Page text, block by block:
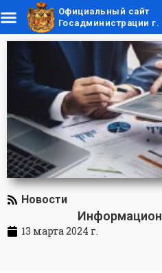
Официальный сайт
Госадминистрации г.
Новости
13 марта 2024 г.